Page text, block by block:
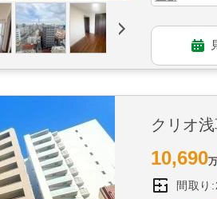
クリオ
10,690
間取り